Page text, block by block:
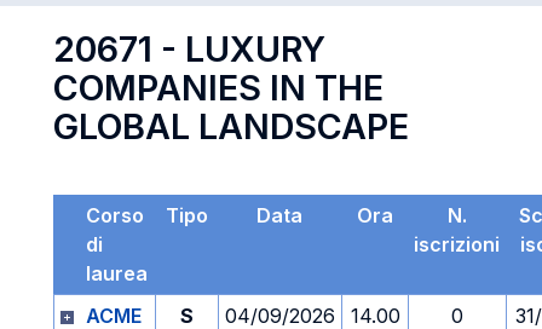
20671 - LUXURY
COMPANIES IN THE
GLOBAL LANDSCAPE
Corso
di
laurea
Tipo Data Ora
N.
iscrizioni
ACME S 04/09/2026 14.00 0